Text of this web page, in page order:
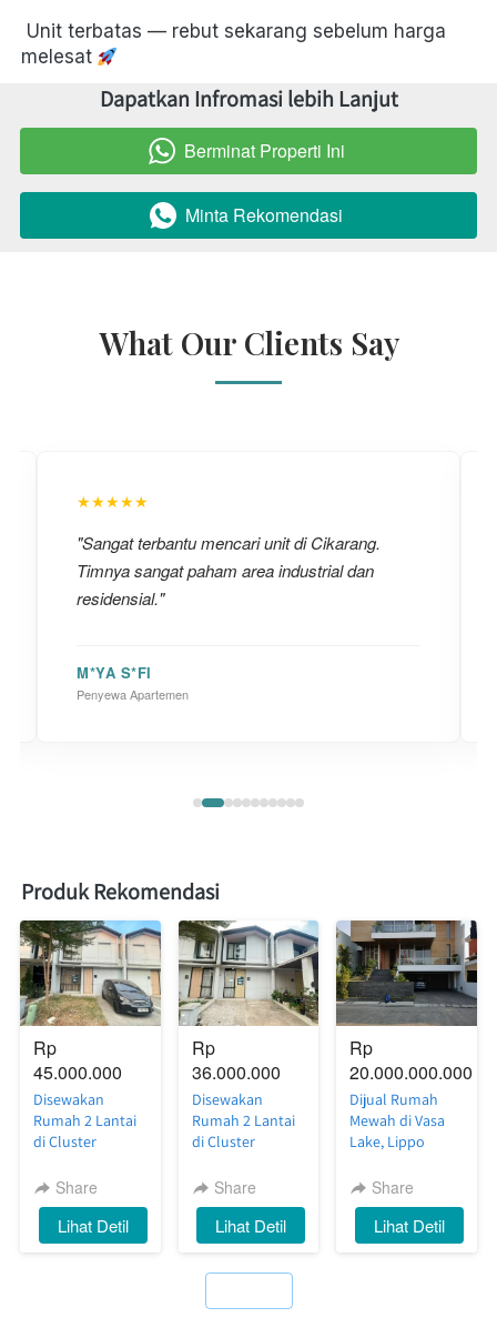
melesat
Dapatkan Infromasi lebih Lanjut
` Berminat Properti Ini
` Minta Rekomendasi
What Our Clients Say
★★★★★
"Sangat terbantu mencari unit di Cikarang.
Timnya sangat paham area industrial dan
residensial."
M*YA S*FI
Penyewa Apartemen
Produk Rekomendasi
Rp
45.000.000
Disewakan
Rumah 2 Lantai
di Cluster
Waterfront
Estate, Lippo
Cikarang — Luas,
Nyaman, Siap
Share
`Lihat Detil
Rp
36.000.000
Disewakan
Rumah 2 Lantai
di Cluster
Waterfront
Estate, Lippo
Cikarang —
Nyaman, Rapi,
Share
`
Lihat Detil
Rp
20.000.000.000
Dijual Rumah
Mewah di Vasa
Lake, Lippo
Furnish, Siap
Huni dengan
Private
Swimming Pool
Share
`Lihat Detil